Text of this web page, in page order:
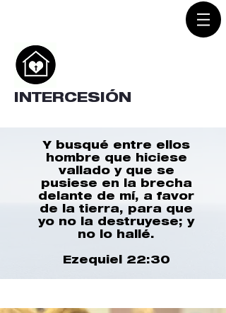
INTERCESIÓN
Y busqué entre ellos
hombre que hiciese
vallado y que se
pusiese en la brecha
delante de mí, a favor
de la tierra, para que
yo no la destruyese; y
no lo hallé.
Ezequiel 22:30